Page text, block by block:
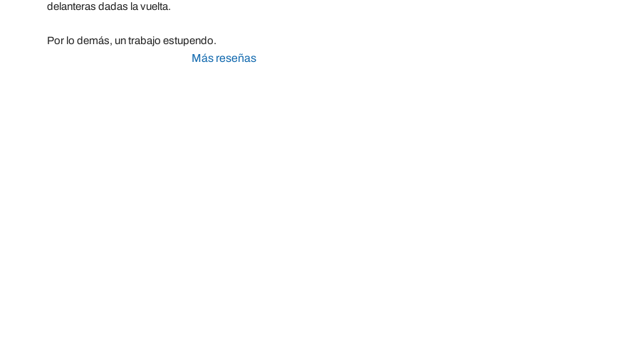
delanteras dadas la vuelta.
Por lo demás, un trabajo estupendo.
Más reseñas